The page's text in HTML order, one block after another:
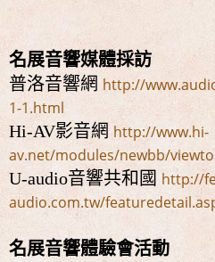
名展音響媒體採訪
普洛音響網 http://
1-1.html
Hi-AV影音網 http://www.hi-
av.net/modules/newbb/
U-audio音響共和國 http://
audio.com.tw/
名展音響體驗會活動